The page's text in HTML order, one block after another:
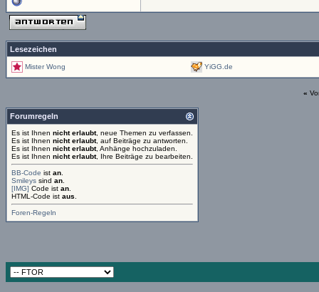
Lesezeichen
Mister Wong YiGG.de
«
Forumregeln
Es ist Ihnen nicht erlaubt, neue Themen zu verfassen.
Es ist Ihnen nicht erlaubt, auf Beiträge zu antworten.
Es ist Ihnen nicht erlaubt, Anhänge hochzuladen.
Es ist Ihnen nicht erlaubt, Ihre Beiträge zu bearbeiten.
BB-Code ist an
Smileys sind an
[IMG] Code ist an
HTML-Code ist aus
Foren-Regeln